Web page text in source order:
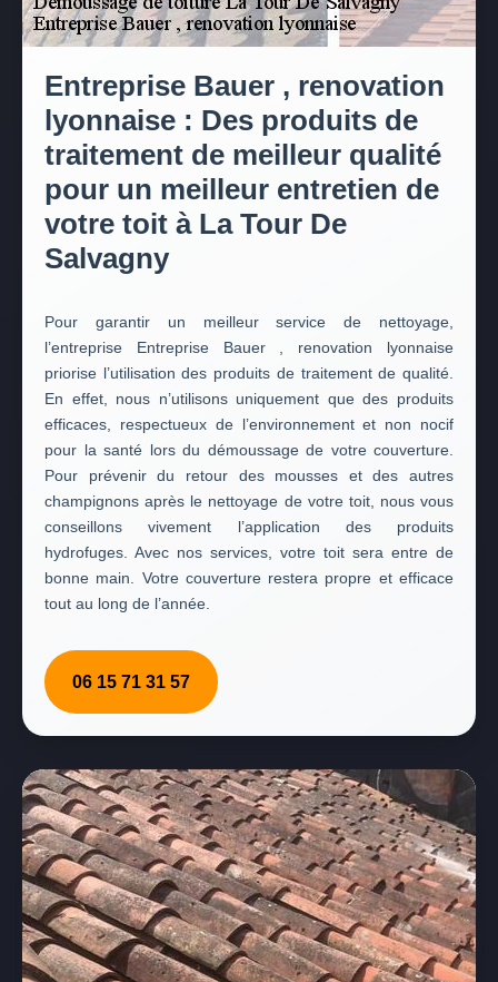
Entreprise Bauer , renovation
lyonnaise : Des produits de
traitement de meilleur qualité
pour un meilleur entretien de
votre toit à La Tour De
Salvagny
Pour garantir un meilleur service de nettoyage,
l’entreprise Entreprise Bauer , renovation lyonnaise
priorise l’utilisation des produits de traitement de qualité.
En effet, nous n’utilisons uniquement que des produits
efficaces, respectueux de l’environnement et non nocif
pour la santé lors du démoussage de votre couverture.
Pour prévenir du retour des mousses et des autres
champignons après le nettoyage de votre toit, nous vous
conseillons vivement l’application des produits
hydrofuges. Avec nos services, votre toit sera entre de
bonne main. Votre couverture restera propre et efficace
tout au long de l’année.
06 15 71 31 57